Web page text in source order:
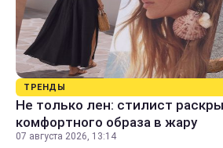
ТРЕНДЫ
Не только лен: стилист
комфортного образа в жару
07 августа 2026, 13:14